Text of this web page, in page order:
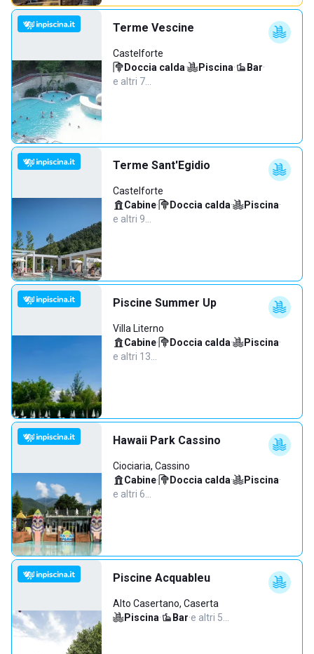
Terme Vescine
Castelforte
Doccia calda· Piscina· Bar·
e altri 7…
Terme Sant'Egidio
Castelforte
Cabine· Doccia calda· Piscina·
e altri 9…
Piscine Summer Up
Villa Literno
Cabine· Doccia calda· Piscina·
e altri 13…
Hawaii Park Cassino
Ciociaria, Cassino
Cabine· Doccia calda· Piscina·
e altri 6…
Piscine Acquableu
Alto Casertano, Caserta
Piscina· Bar·e altri 5…